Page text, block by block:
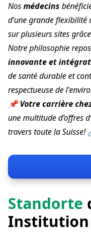
Nosmédecins
d’une grande flexibilité
sur plusieurs sites
Notre philosophie
innovante et
de santé durable et
respectueuse de
📌Votre carrière
une multitude d’offres
travers toute la Suisse!
Standorte
Institution